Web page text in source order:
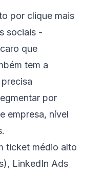
por clique mais
sociais -
que
tem a
por
empresa, nível
ticket médio alto
LinkedIn Ads